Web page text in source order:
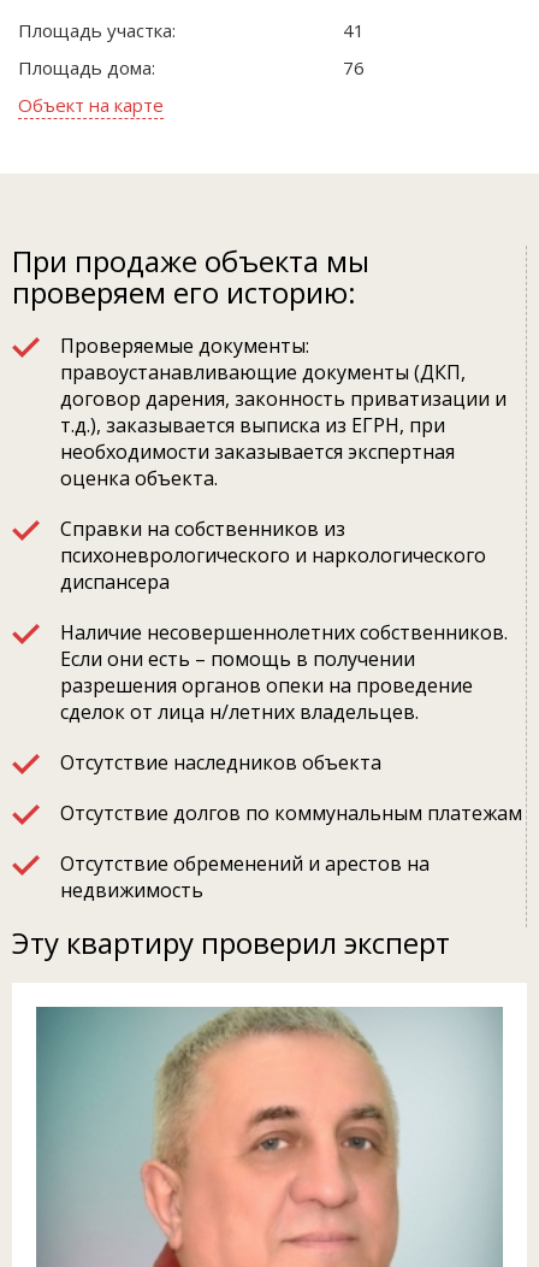
Площадь участка:
41
Площадь дома:
76
Объект на карте
При продаже объекта мы
проверяем его историю:
Проверяемые документы:
правоустанавливающие документы (ДКП,
договор дарения, законность приватизации и
т.д.), заказывается выписка из ЕГРН, при
необходимости заказывается экспертная
оценка объекта.
Справки на собственников из
психоневрологического и наркологического
диспансера
Наличие несовершеннолетних собственников.
Если они есть – помощь в получении
разрешения органов опеки на проведение
сделок от лица н/летних владельцев.
Отсутствие наследников объекта
Отсутствие долгов по коммунальным платежам
Отсутствие обременений и арестов на
недвижимость
Эту квартиру проверил эксперт